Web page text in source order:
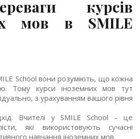
курсів
мов в SMILE
School вони розуміють, що кожна
Тому курси іноземних мов тут
з урахуванням вашого рівня
Вчителі у SMILE School – це
які використовують сучасні
навчання іноземних мов.